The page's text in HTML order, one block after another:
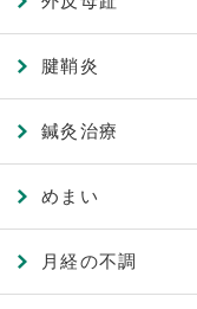
腱鞘炎
鍼灸治療
めまい
月経の不調